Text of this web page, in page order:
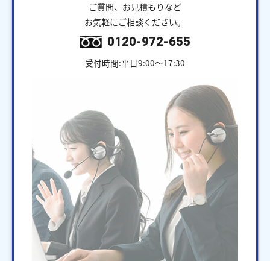
ご質問、お見積もりなど
お気軽にご相談ください。
0120-972-655
受付時間:平日9:00～17:30